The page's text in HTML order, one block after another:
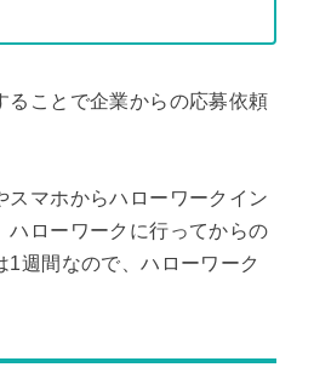
ることで企業からの応募依頼
スマホからハローワークイン
ハローワークに行ってからの
週間なので、ハローワーク